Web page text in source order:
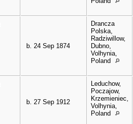
b. 24 Sep 1874
Drancza
Polska,
Radziwillow,
Dubno,
Volhynia,
Poland
b. 27 Sep 1912
Leduchow,
Poczajow,
Krzemieniec,
Volhynia,
Poland